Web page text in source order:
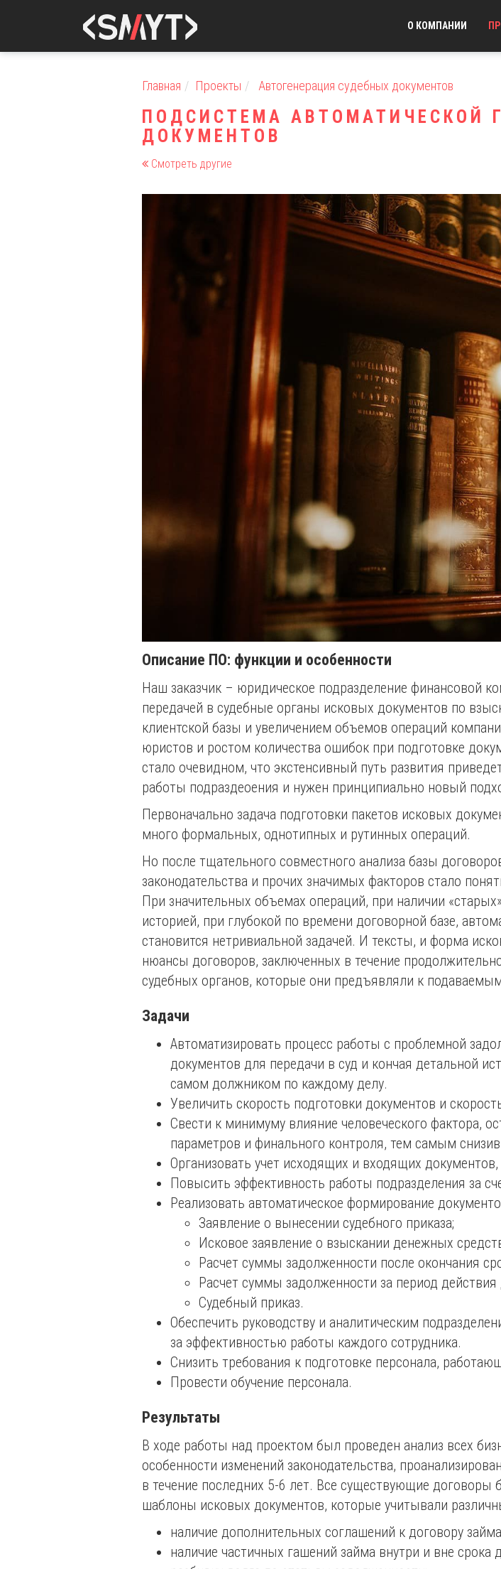
О КОМПАНИИ
Главная Проекты Автогенерация судебных документов
ПОДСИСТЕМА АВТОМАТИЧЕСКОЙ
ДОКУМЕНТОВ
Смотреть другие
Описание ПО: функции и особенности
Наш заказчик – юридическое подразделение финансовой
передачей в судебные органы исковых документов по
клиентской базы и увеличением объемов операций
юристов и ростом количества ошибок при подготовке
стало очевидном, что экстенсивный путь развития
работы подраздеоения и нужен принципиально новый
Первоначально задача подготовки пакетов исковых
много формальных, однотипных и рутинных операций.
Но после тщательного совместного анализа базы
законодательства и прочих значимых факторов стало
При значительных объемах операций, при наличии
историей, при глубокой по времени договорной базе,
становится нетривиальной задачей. И тексты, и форма
нюансы договоров, заключенных в течение
судебных органов, которые они предъявляли к
Задачи
Автоматизировать процесс работы с проблемной
документов для передачи в суд и кончая детальной
самом должником по каждому делу.
Увеличить скорость подготовки документов и
Свести к минимуму влияние человеческого фактора,
параметров и финального контроля, тем самым
Организовать учет исходящих и входящих
Повысить эффективность работы подразделения за
Реализовать автоматическое формирование
Заявление о вынесении судебного приказа;
Исковое заявление о взыскании денежных
Расчет суммы задолженности после окончания
Расчет суммы задолженности за период действия
Судебный приказ.
Обеспечить руководству и аналитическим
за эффективностью работы каждого сотрудника.
Снизить требования к подготовке персонала,
Провести обучение персонала.
Результаты
В ходе работы над проектом был проведен анализ всех
особенности изменений законодательства,
в течение последних 5-6 лет. Все существующие
шаблоны исковых документов, которые учитывали
наличие дополнительных соглашений к договору
наличие частичных гашений займа внутри и вне срока